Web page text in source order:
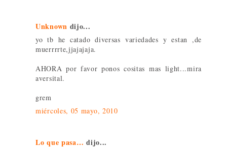
Unknown dijo...
yo tb he catado diversas variedades y estan ,de
muerrrrte,jjajajaja.
AHORA por favor ponos cositas mas light...mira
aversital.
grem
miércoles, 05 mayo, 2010
Lo que pasa… dijo...